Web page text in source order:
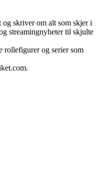
og skriver om alt som skjer i
streamingnyheter til skjulte
rollefigurer og serier som
.